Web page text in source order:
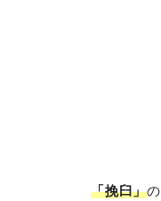
「挽臼」